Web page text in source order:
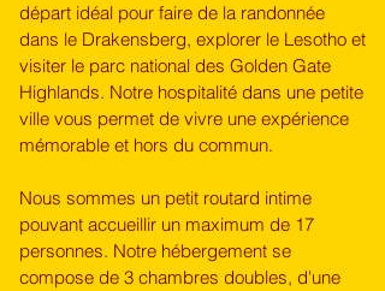
départ idéal pour faire de la randonnée
dans le Drakensberg, explorer le Lesotho et
visiter le parc national des Golden Gate
Highlands. Notre hospitalité dans une petite
ville vous permet de vivre une expérience
mémorable et hors du commun.
Nous sommes un petit routard intime
pouvant accueillir un maximum de 17
personnes. Notre hébergement se
compose de 3 chambres doubles, d'une